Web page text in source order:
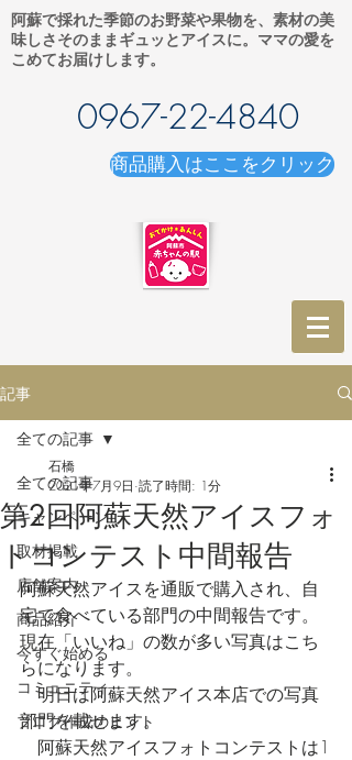
阿蘇で採れた季節のお野菜や果物を、素材の美
味しさそのままギュッとアイスに。ママの愛を
こめてお届けします。
0967-22-4840
商品購入はここをクリック
記事
全ての記事
キャンペーン
取材掲載
店舗案内
商品紹介
今すぐ始める
コミュニティ
ブログ作成のヒント
全ての記事
第2回阿蘇天然アイスフォ
トコンテスト中間報告
石橋
2021年7月9日 読了時間: 1分
阿蘇天然アイスを通販で購入され、自
宅で食べている部門の中間報告です。
現在「いいね」の数が多い写真はこち
らになります。
明日は阿蘇天然アイス本店での写真
部門を載せます。
阿蘇天然アイスフォトコンテストは1